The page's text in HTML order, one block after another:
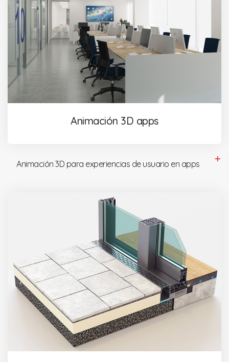
Animación 3D apps
Animación 3D para experiencias de usuario en apps